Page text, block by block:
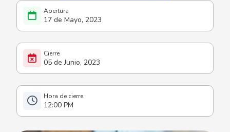
17 de Mayo, 2023
05 de Junio, 2023
12:00 PM